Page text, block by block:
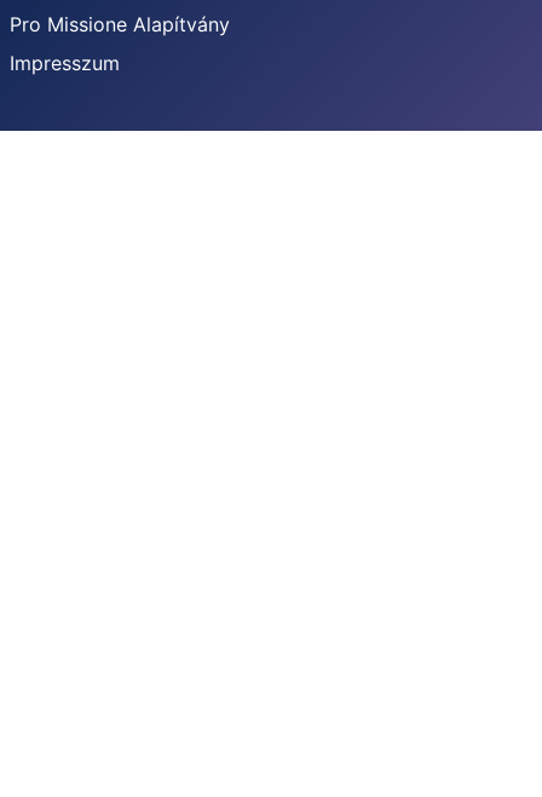
Pro Missione Alapítvány
Impresszum